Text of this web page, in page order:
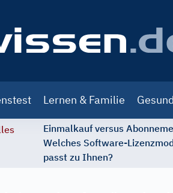
Lernen & Familie
Einmalkauf versus
Welches Software-
passt zu Ihnen?